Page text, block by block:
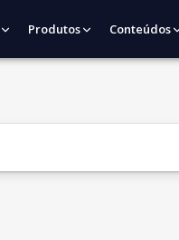
Produtos Conteúdos